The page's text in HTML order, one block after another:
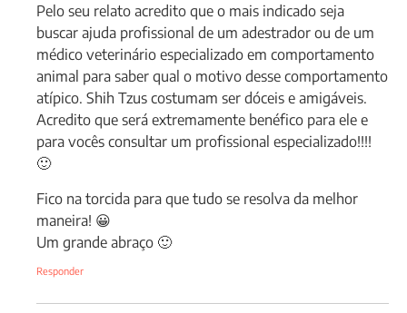
Pelo seu relato acredito que o mais indicado seja
buscar ajuda profissional de um adestrador ou de um
médico veterinário especializado em comportamento
animal para saber qual o motivo desse comportamento
atípico. Shih Tzus costumam ser dóceis e amigáveis.
Acredito que será extremamente benéfico para ele e
para vocês consultar um profissional especializado!!!!
🙂
Fico na torcida para que tudo se resolva da melhor
maneira! 😀
Um grande abraço 🙂
Responder